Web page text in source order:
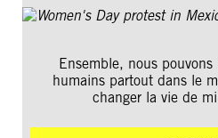
Ensemble, nous
humains partout dans le
changer la vie de